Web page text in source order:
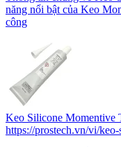
năng nổi bật của Keo
công
Keo Silicone Momentive
https://prostech.vn/vi/